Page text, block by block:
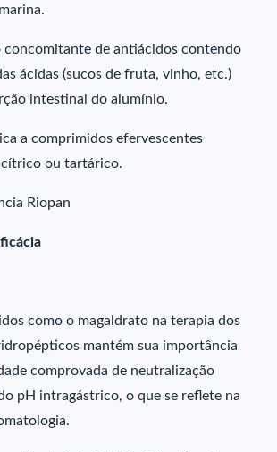
concomitante de antiácidos contendo
ácidas (sucos de fruta, vinho, etc.)
intestinal do alumínio.
a comprimidos efervescentes
ou tartárico.
Riopan
como o magaldrato na terapia dos
mantém sua importância
comprovada de neutralização
pH intragástrico, o que se reflete na